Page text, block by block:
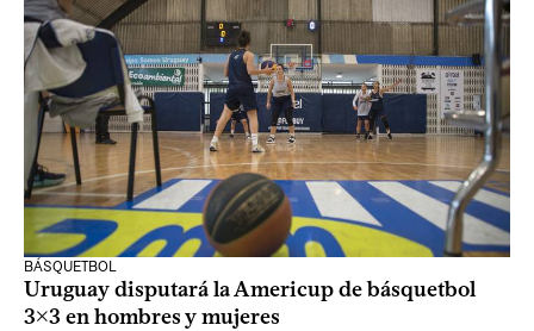
BÁSQUETBOL
Uruguay disputará la Americup de básquetbol
3x3 en hombres y mujeres